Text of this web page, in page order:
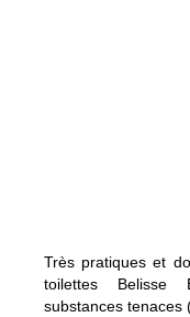
Très pratiques et
toilettes Belisse
substances tenaces